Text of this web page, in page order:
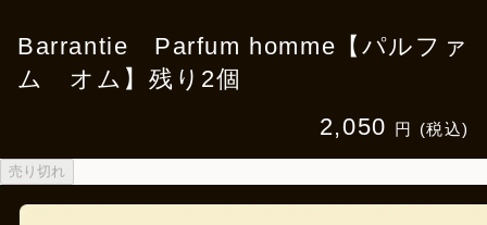
Barrantie Parfum homme【パルファ
ム オム】残り2個
2,050 円 (税込)
売り切れ